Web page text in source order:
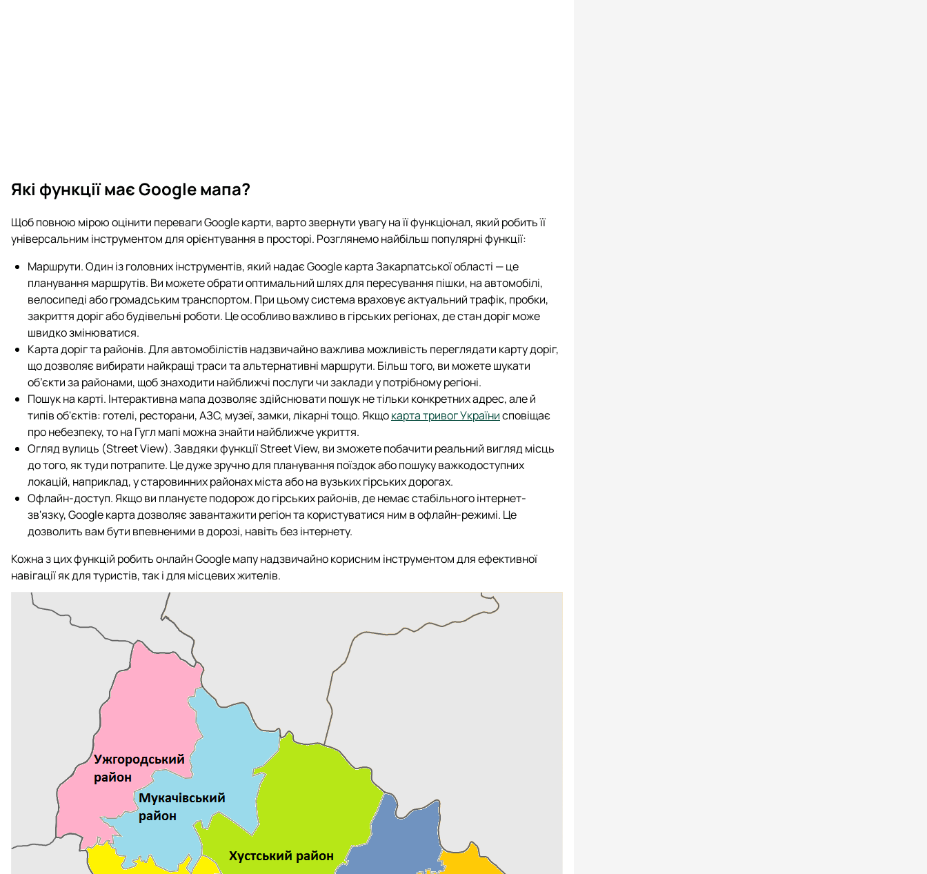
Які функції має Google мапа?
Щоб повною мірою оцінити переваги Google карти, варто звернути увагу на її функціонал, який робить її
універсальним інструментом для орієнтування в просторі. Розглянемо найбільш популярні функції:
Маршрути. Один із головних інструментів, який надає Google карта Закарпатської області — це
планування маршрутів. Ви можете обрати оптимальний шлях для пересування пішки, на автомобілі,
велосипеді або громадським транспортом. При цьому система враховує актуальний трафік, пробки,
закриття доріг або будівельні роботи. Це особливо важливо в гірських регіонах, де стан доріг може
швидко змінюватися.
Карта доріг та районів. Для автомобілістів надзвичайно важлива можливість переглядати карту доріг,
що дозволяє вибирати найкращі траси та альтернативні маршрути. Більш того, ви можете шукати
об’єкти за районами, щоб знаходити найближчі послуги чи заклади у потрібному регіоні.
Пошук на карті. Інтерактивна мапа дозволяє здійснювати пошук не тільки конкретних адрес, але й
типів об'єктів: готелі, ресторани, АЗС, музеї, замки, лікарні тощо. Якщокарта тривог Українисповіщає
про небезпеку, то на Гугл мапі можна знайти найближче укриття.
Огляд вулиць (Street View). Завдяки функції Street View, ви зможете побачити реальний вигляд місць
до того, як туди потрапите. Це дуже зручно для планування поїздок або пошуку важкодоступних
локацій, наприклад, у старовинних районах міста або на вузьких гірських дорогах.
Офлайн-доступ. Якщо ви плануєте подорож до гірських районів, де немає стабільного інтернет-
зв'язку, Google карта дозволяє завантажити регіон та користуватися ним в офлайн-режимі. Це
дозволить вам бути впевненими в дорозі, навіть без інтернету.
Кожна з цих функцій робить онлайн Google мапу надзвичайно корисним інструментом для ефективної
навігації як для туристів, так і для місцевих жителів.